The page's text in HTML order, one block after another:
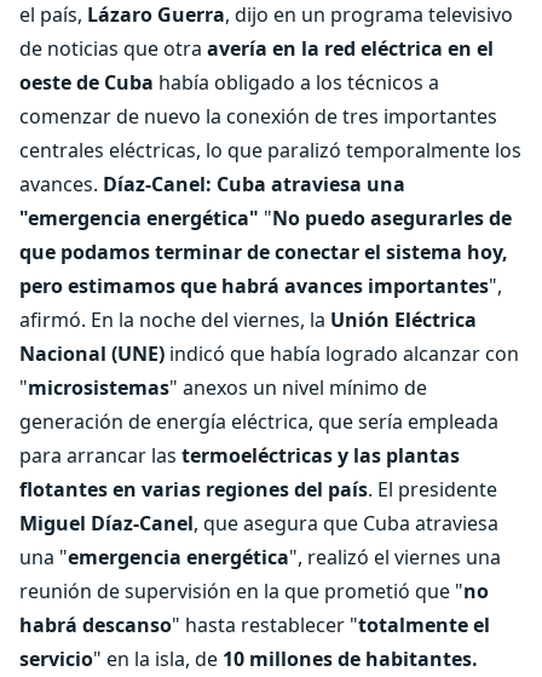
el país, Lázaro Guerra, dijo en un programa televisivo
de noticias que otra avería en la red eléctrica en el
oeste de Cuba había obligado a los técnicos a
comenzar de nuevo la conexión de tres importantes
centrales eléctricas, lo que paralizó temporalmente los
avances. Díaz-Canel: Cuba atraviesa una
"emergencia energética" "No puedo asegurarles de
que podamos terminar de conectar el sistema hoy,
pero estimamos que habrá avances importantes",
afirmó. En la noche del viernes, la Unión Eléctrica
Nacional (UNE) indicó que había logrado alcanzar con
"microsistemas" anexos un nivel mínimo de
generación de energía eléctrica, que sería empleada
para arrancar las termoeléctricas y las plantas
flotantes en varias regiones del país. El presidente
Miguel Díaz-Canel, que asegura que Cuba atraviesa
una "emergencia energética", realizó el viernes una
reunión de supervisión en la que prometió que "no
habrá descanso" hasta restablecer "totalmente el
servicio" en la isla, de 10 millones de habitantes.